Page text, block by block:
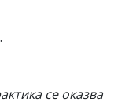
се оказва